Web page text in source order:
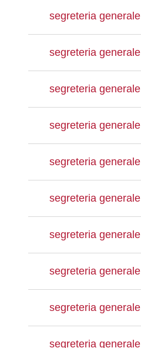
segreteria generale
segreteria generale
segreteria generale
segreteria generale
segreteria generale
segreteria generale
segreteria generale
segreteria generale
segreteria generale
segreteria generale